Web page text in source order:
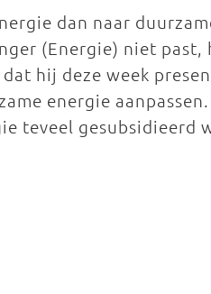
dan naar
(Energie) niet past,
hij deze week
energie
teveel gesubsidieerd